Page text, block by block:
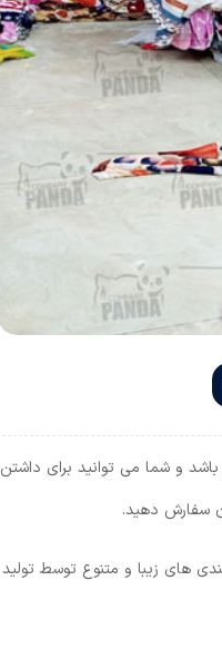
و شما می توانید برای داشتن
سفارش دهید.
های زیبا و متنوع توسط تولید